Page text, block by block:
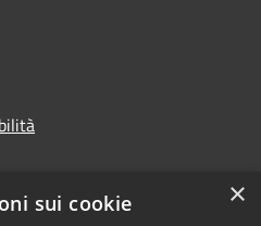
×
sui cookie